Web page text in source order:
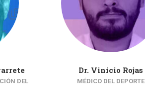
DEL
Dr. Vinicio Rojas
MÉDICO DEL DEPORTE